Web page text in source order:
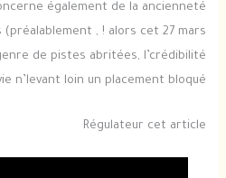
également de la ancienneté
, ! alors cet 27 mars
de pistes abritées, l’crédibilité
n’levant loin un placement bloqué.
Régulateur cet article